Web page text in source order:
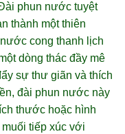
phun nước tuyệt
thành một thiên
cong thanh lịch
dòng thác đầy mê
sự thư giãn và thích
đài phun nước này
thước hoặc hình
tiếp xúc với